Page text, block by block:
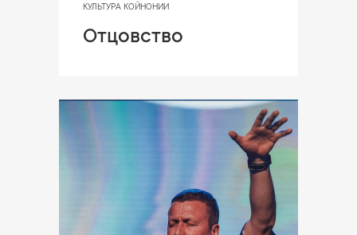
КУЛЬТУРА КОЙНОНИИ
Отцовство